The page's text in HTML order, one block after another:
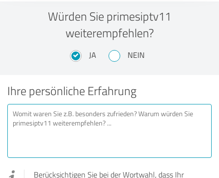
Würden Sie primesiptv11
weiterempfehlen?
JA NEIN
Ihre persönliche Erfahrung
Berücksichtigen Sie bei der Wortwahl, dass Ihr